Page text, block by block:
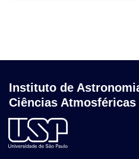
Instituto de
Ciências Atmosféricas